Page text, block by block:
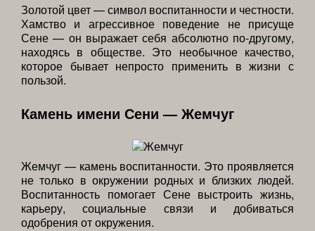
Золотой цвет — символ воспитанности и честности.
Хамство и агрессивное поведение не присуще
Сене — он выражает себя абсолютно по-другому,
находясь в обществе. Это необычное качество,
которое бывает непросто применить в жизни с
пользой.
Камень имени Сени — Жемчуг
Жемчуг — камень воспитанности. Это проявляется
не только в окружении родных и близких людей.
Воспитанность помогает Сене выстроить жизнь,
карьеру, социальные связи и добиваться
одобрения от окружения.